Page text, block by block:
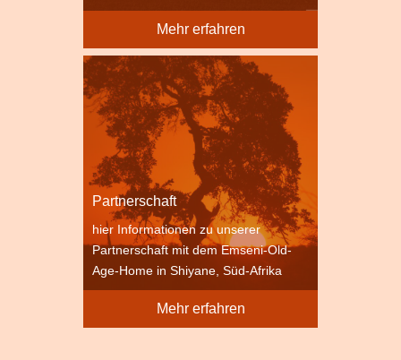
Mehr erfahren
Partnerschaft
hier Informationen zu unserer
Partnerschaft mit dem Emseni-Old-
Age-Home in Shiyane, Süd-Afrika
Mehr erfahren